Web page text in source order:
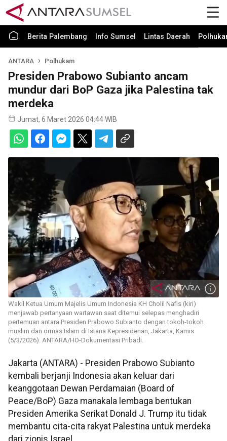
Berita Palembang Info Sumsel Lintas Daerah
ANTARA Polhukam
Presiden Prabowo Subianto ancam
mundur dari BoP Gaza jika Palestina tak
merdeka
Jumat, 6 Maret 2026 04:44 WIB
Wakil Ketua Umum Majelis Umum Indonesia KH Cholil Nafis (kiri)
menjawab pertanyaan wartawan saat ditemui selepas menghadiri
pertemuan antara Presiden Prabowo Subianto dengan tokoh-tokoh
muslim dan ormas Islam di Istana Kepresidenan, Jakarta, Kamis
(5/3/2026). ANTARA/HO-Dokumentasi Pribadi.
Jakarta (ANTARA) - Presiden Prabowo Subianto
kembali berjanji Indonesia akan keluar dari
keanggotaan Dewan Perdamaian (Board of
Peace/BoP) Gaza manakala lembaga bentukan
Presiden Amerika Serikat Donald J. Trump itu tidak
membantu cita-cita rakyat Palestina untuk merdeka